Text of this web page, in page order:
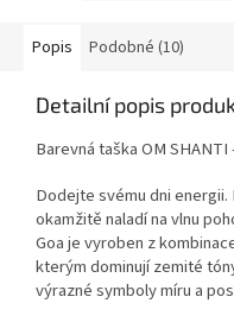
Popis Podobné (10)
Detailní popis
Barevná taška OM
Dodejte svému dni energii.
okamžitě naladí na vlnu
Goa je vyroben z
kterým dominují zemité
výrazné symboly míru a